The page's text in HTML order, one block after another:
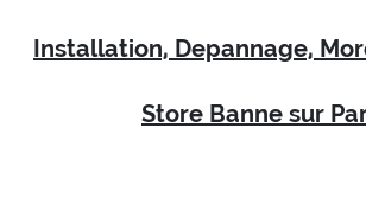
Installation, Depannage,
Store Banne sur